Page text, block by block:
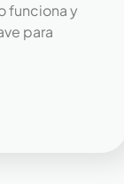
funciona y
para